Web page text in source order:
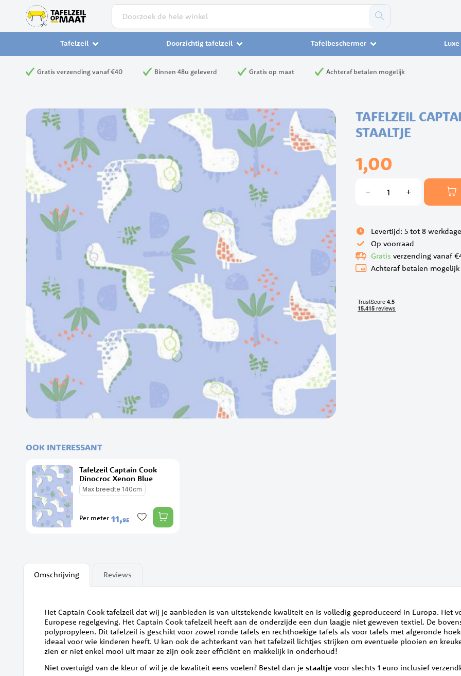
Zoek
Tafelzeil Doorzichtig tafelzeil Tafelbeschermer
Gratis verzending vanaf €40 Binnen 48u geleverd Gratis op maat Achteraf betalen mogelijk
Ga
van
afbeeldingen-
gallerij
het
van
de
afbeeldingen-
gallerij
OOK INTERESSANT
Tafelzeil Captain Cook
Dinocroc Xenon Blue
Max breedte 140cm
11,95
Per meter
TAFELZEIL
STAALTJE
1,00
Levertijd: 5 tot 8
Op voorraad
Gratis verzending vanaf
Achteraf betalen mogelijk
Omschrijving
Het Captain Cook tafelzeil dat wij je aanbieden is van uitstekende kwaliteit en is volledig geproduceerd in Europa. Het
Europese regelgeving. Het Captain Cook tafelzeil heeft aan de onderzijde een dun laagje niet geweven textiel. De
polypropyleen. Dit tafelzeil is geschikt voor zowel ronde tafels en rechthoekige tafels als voor tafels met afgeronde
ideaal voor wie kinderen heeft. U kan ook de achterkant van het tafelzeil lichtjes strijken om eventuele plooien en
zien er niet enkel mooi uit maar ze zijn ook zeer efficiënt en makkelijk in onderhoud!
Niet overtuigd van de kleur of wil je de kwaliteit eens voelen? Bestel dan je staaltje voor slechts 1 euro inclusief
Reviews